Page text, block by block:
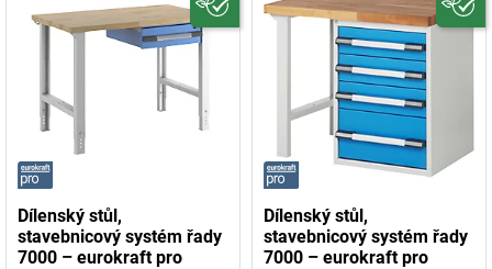
Dílenský stůl,
stavebnicový systém řady
7000 – eurokraft pro
Dílenský stůl,
stavebnicový systém řady
7000 – eurokraft pro